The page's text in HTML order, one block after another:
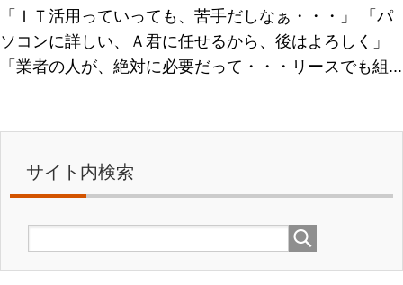
「ＩＴ活用っていっても、苦手だしなぁ・・・」 「パ
ソコンに詳しい、Ａ君に任せるから、後はよろしく」
「業者の人が、絶対に必要だって・・・リースでも組...
サイト内検索